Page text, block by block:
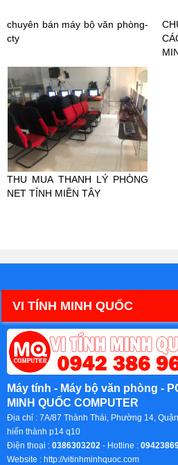
chuyên bán máy bộ văn phòng-
cty
THU MUA THANH LÝ PHÒNG
NET TỈNH MIỀN TÂY
VI TÍNH MINH QUỐC
Máy tính - Máy bộ văn phòng -
MINH QUỐC COMPUTER
Địa chỉ : 7A/87 Thành Thái, Phường 14,
hiến thành p14 q10
Điện thoại : 0386303202 - Hotline :
Website : http://vitinhminhquoc.com